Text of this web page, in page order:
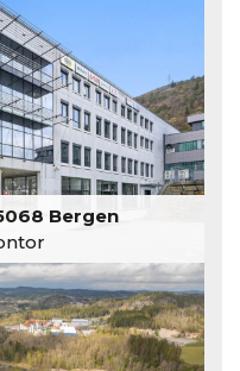
Bergen